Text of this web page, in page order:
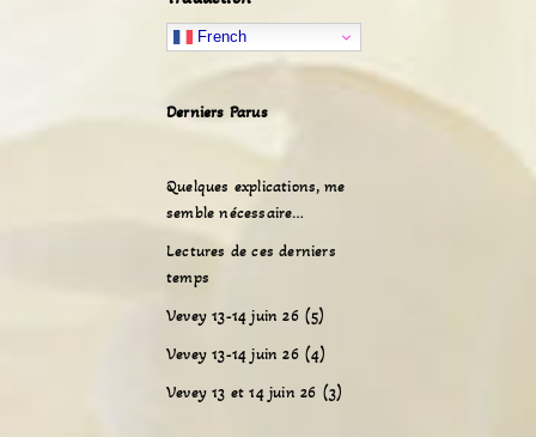
French
Derniers Parus
Quelques explications, me
semble nécessaire…
Lectures de ces derniers
temps
Vevey 13-14 juin 26 (5)
Vevey 13-14 juin 26 (4)
Vevey 13 et 14 juin 26 (3)